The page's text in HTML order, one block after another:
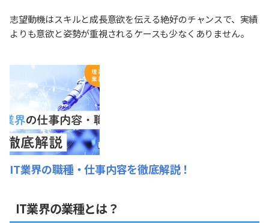
志望動機はスキルと成長意欲を伝える絶好のチャンスで、実績
よりも意欲と姿勢が重視されるケースも少なくありません。
IT業界の職種・仕事内容を徹底解説！
IT業界の業種とは？